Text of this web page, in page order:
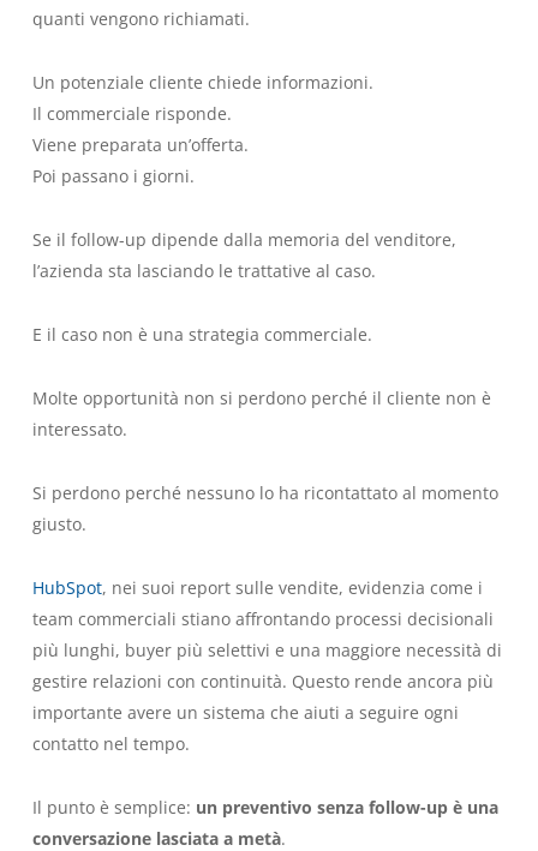
quanti vengono richiamati.
Un potenziale cliente chiede informazioni.
Il commerciale risponde.
Viene preparata un’offerta.
Poi passano i giorni.
Se il follow-up dipende dalla memoria del venditore,
l’azienda sta lasciando le trattative al caso.
E il caso non è una strategia commerciale.
Molte opportunità non si perdono perché il cliente non è
interessato.
Si perdono perché nessuno lo ha ricontattato al momento
giusto.
HubSpot, nei suoi report sulle vendite, evidenzia come i
team commerciali stiano affrontando processi decisionali
più lunghi, buyer più selettivi e una maggiore necessità di
gestire relazioni con continuità. Questo rende ancora più
importante avere un sistema che aiuti a seguire ogni
contatto nel tempo.
Il punto è semplice: un preventivo senza follow-up è una
conversazione lasciata a metà.